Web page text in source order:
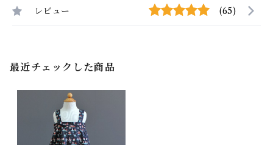
レビュー (65)
最近チェックした商品